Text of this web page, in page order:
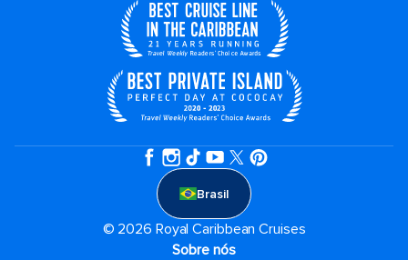
Brasil
© 2026 Royal Caribbean Cruises
Sobre nós